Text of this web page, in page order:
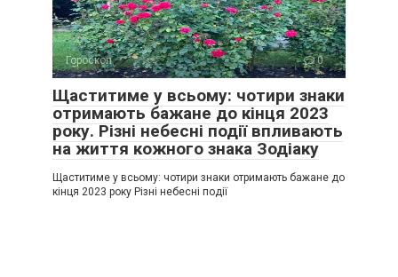
Гороскоп 0
Щаститиме у всьому: чотири знаки
отримають бажане до кінця 2023
року. Різні небесні події впливають
на життя кожного знака Зодіаку
Щаститиме у всьому: чотири знаки отримають бажане до
кінця 2023 року Різні небесні події